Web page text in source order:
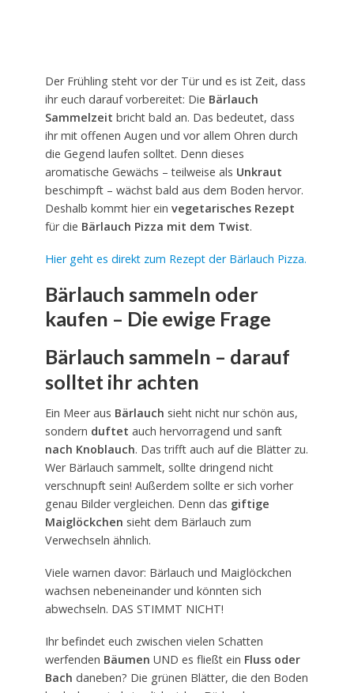
Der Frühling steht vor der Tür und es ist Zeit, dass
ihr euch darauf vorbereitet: Die Bärlauch
Sammelzeit bricht bald an. Das bedeutet, dass
ihr mit offenen Augen und vor allem Ohren durch
die Gegend laufen solltet. Denn dieses
aromatische Gewächs – teilweise als Unkraut
beschimpft – wächst bald aus dem Boden hervor.
Deshalb kommt hier ein vegetarisches Rezept
für die Bärlauch Pizza mit dem Twist.
Hier geht es direkt zum Rezept der Bärlauch Pizza.
Bärlauch sammeln oder
kaufen – Die ewige Frage
Bärlauch sammeln – darauf
solltet ihr achten
Ein Meer aus Bärlauch sieht nicht nur schön aus,
sondern duftet auch hervorragend und sanft
nach Knoblauch. Das trifft auch auf die Blätter zu.
Wer Bärlauch sammelt, sollte dringend nicht
verschnupft sein! Außerdem sollte er sich vorher
genau Bilder vergleichen. Denn das giftige
Maiglöckchen sieht dem Bärlauch zum
Verwechseln ähnlich.
Viele warnen davor: Bärlauch und Maiglöckchen
wachsen nebeneinander und könnten sich
abwechseln. DAS STIMMT NICHT!
Ihr befindet euch zwischen vielen Schatten
werfenden Bäumen UND es fließt ein Fluss oder
Bach daneben? Die grünen Blätter, die den Boden